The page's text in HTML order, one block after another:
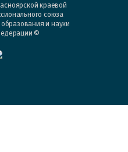
краевой
союза
и науки
©